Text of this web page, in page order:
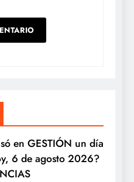
en GESTIÓN un día
6 de agosto 2026?